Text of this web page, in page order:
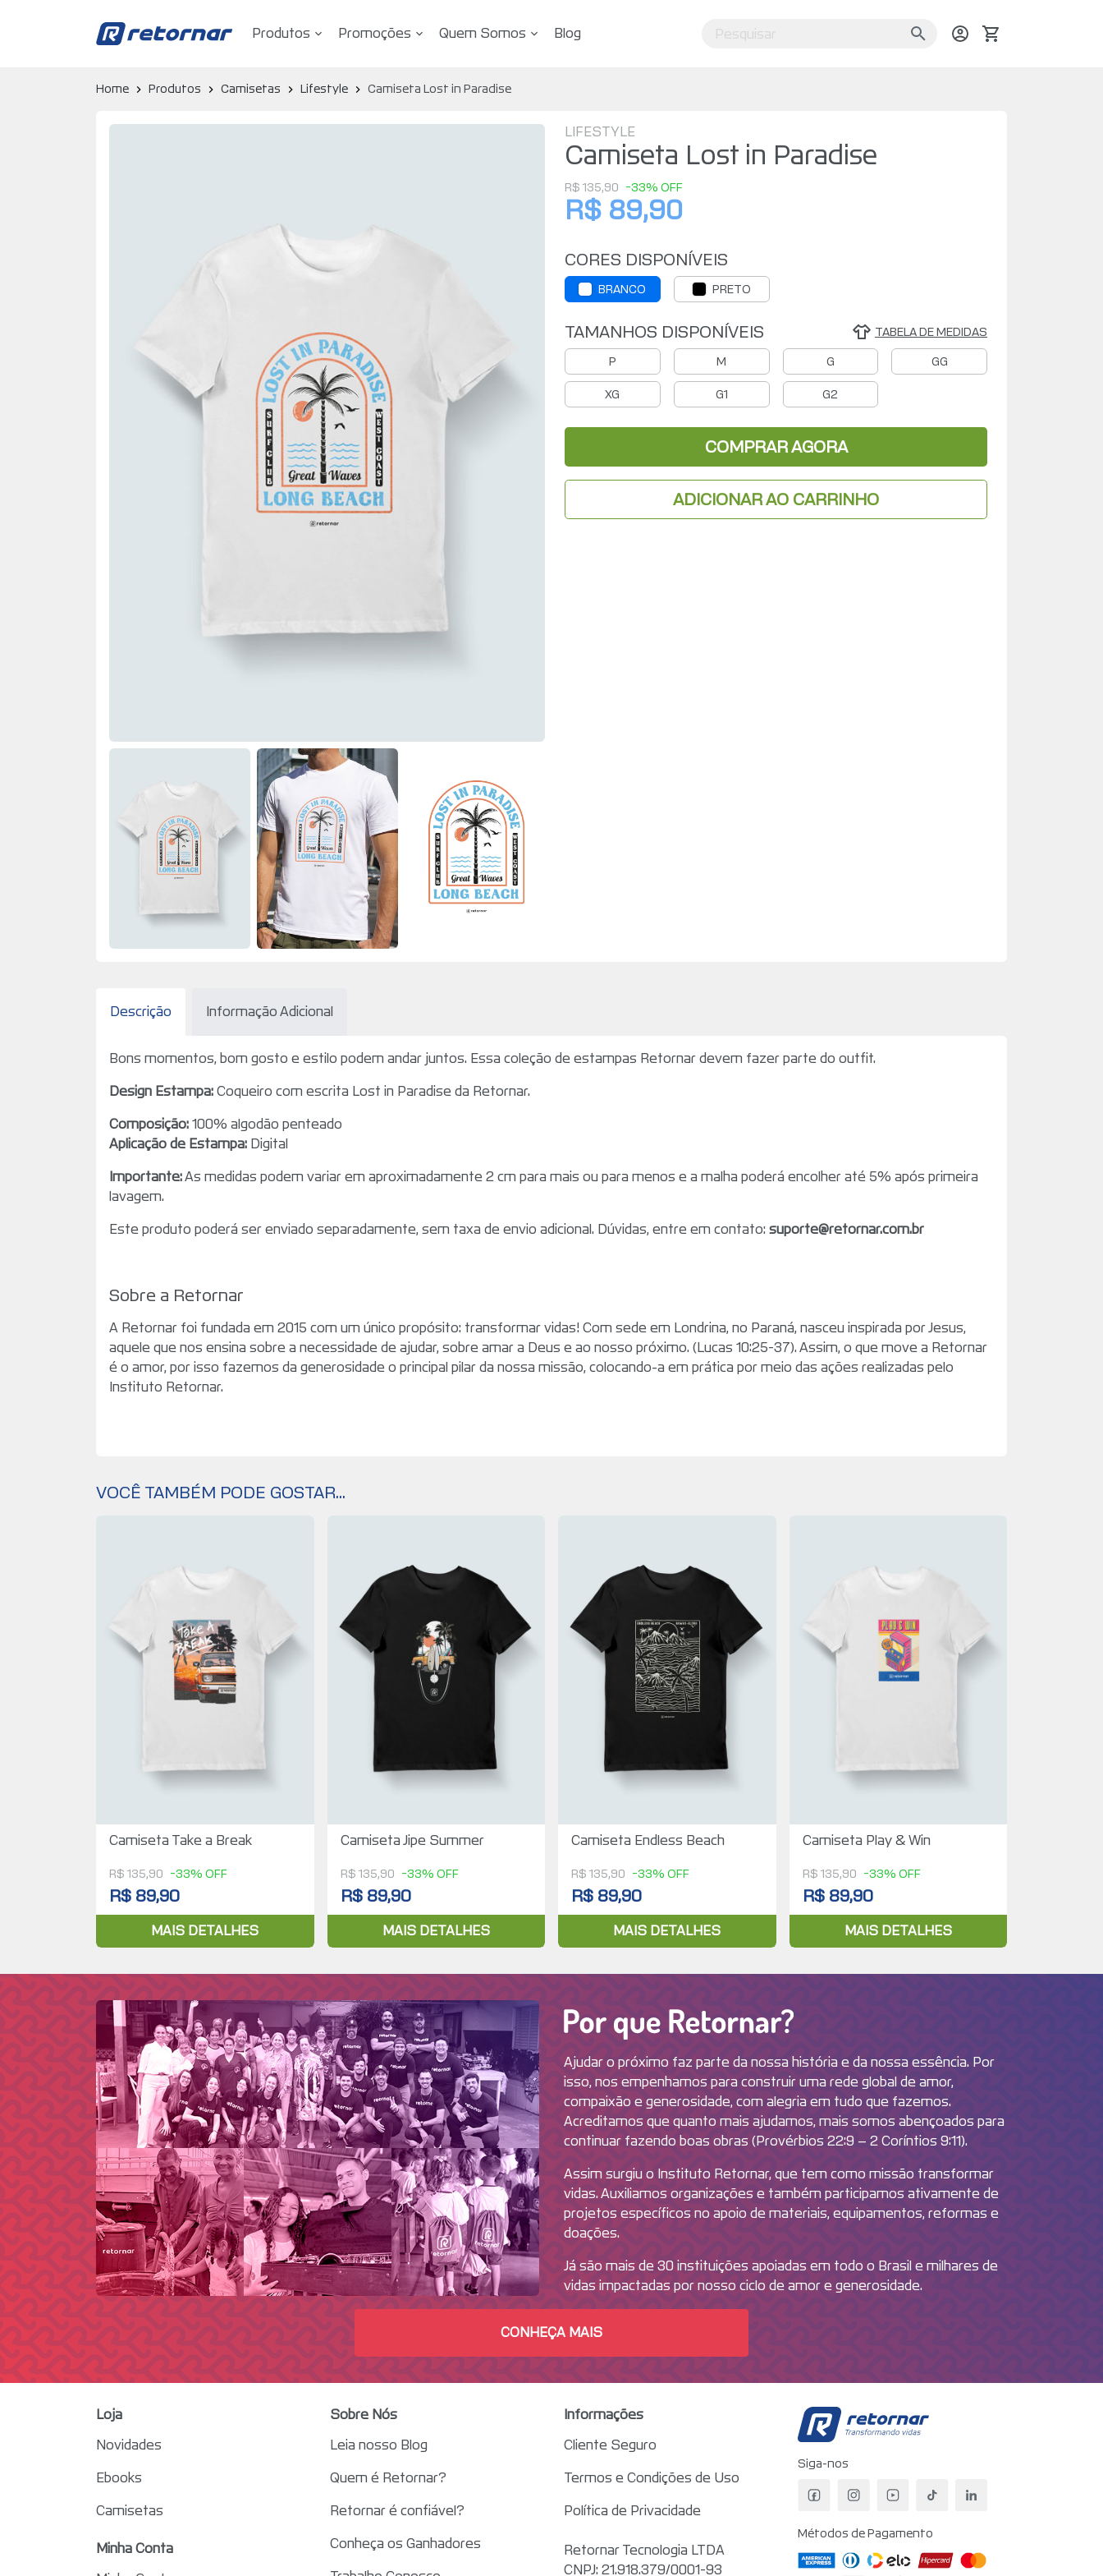
Produtos Promoções Quem Somos Blog
Home Produtos Camisetas Lifestyle Camiseta Lost in Paradise
LIFESTYLE
Camiseta Lost in Paradise
R$ 135,90 -33% OFF
R$ 89,90
CORES DISPONÍVEIS
BRANCO PRETO
TAMANHOS DISPONÍVEIS
TABELA DE MEDIDAS
P
M G GG
XG G1 G2
COMPRAR AGORA
ADICIONAR AO CARRINHO
Descrição Informação Adicional
Bons momentos, bom gosto e estilo podem andar juntos. Essa coleção de estampas Retornar devem fazer parte do outfit.
Design Estampa:Coqueiro com escrita Lost in Paradise da Retornar.
Composição:100% algodão penteado
Aplicação de Estampa: Digital
Importante:As medidas podem variar em aproximadamente 2 cm para mais ou para menos e a malha poderá encolher até 5% após primeira
lavagem.
Este produto poderá ser enviado separadamente, sem taxa de envio adicional. Dúvidas, entre em contato: suporte@retornar.com.br
Sobre a Retornar
A Retornar foi fundada em 2015 com um único propósito: transformar vidas! Com sede em Londrina, no Paraná, nasceu inspirada por Jesus,
aquele que nos ensina sobre a necessidade de ajudar, sobre amar a Deus e ao nosso próximo. (Lucas 10:25-37). Assim, o que move a Retornar
é o amor, por isso fazemos da generosidade o principal pilar da nossa missão, colocando-a em prática por meio das ações realizadas pelo
Instituto Retornar.
VOCÊ TAMBÉM PODE GOSTAR...
Camiseta Take a Break
R$ 135,90 -33% OFF
R$ 89,90
MAIS DETALHES
Camiseta Jipe Summer
R$ 135,90 -33% OFF
R$ 89,90
MAIS DETALHES
Camiseta Endless Beach
R$ 135,90 -33% OFF
R$ 89,90
MAIS DETALHES
Camiseta Play & Win
R$ 135,90 -33% OFF
R$ 89,90
MAIS DETALHES
Por que Retornar?
Ajudar o próximo faz parte da nossa história e da nossa essência. Por
isso, nos empenhamos para construir uma rede global de amor,
compaixão e generosidade, com alegria em tudo que fazemos.
Acreditamos que quanto mais ajudamos, mais somos abençoados para
continuar fazendo boas obras (Provérbios 22:9 – 2 Coríntios 9:11).
Assim surgiu o Instituto Retornar, que tem como missão transformar
vidas. Auxiliamos organizações e também participamos ativamente de
projetos específicos no apoio de materiais, equipamentos, reformas e
doações.
Já são mais de 30 instituições apoiadas em todo o Brasil e milhares de
vidas impactadas por nosso ciclo de amor e generosidade.
CONHEÇA MAIS
Loja
Novidades
Ebooks
Camisetas
Minha Conta
Sobre Nós
Leia nosso Blog
Quem é Retornar?
Retornar é confiável?
Conheça os Ganhadores
Informações
Cliente Seguro
Termos e Condições de Uso
Política de Privacidade
Retornar Tecnologia LTDA
CNPJ: 21.918.379/0001-93
Retornar - Transformando
Siga-nos
Facebook da Retornar
Instagram da Retornar
YouTube da Retornar
TikTok da Retornar
Métodos de Pagamento